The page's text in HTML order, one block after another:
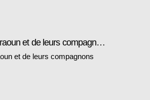
Portfolio: Les amis de Max Marchand, Mouloud Feraoun et de leurs compagnons
et de leurs compagnons